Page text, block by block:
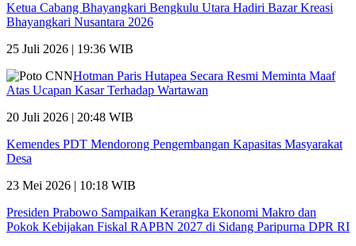
Ketua Cabang Bhayangkari Bengkulu Utara Hadiri Bazar Kreasi
Bhayangkari Nusantara 2026
25 Juli 2026 | 19:36 WIB
Hotman Paris Hutapea Secara Resmi Meminta Maaf
Atas Ucapan Kasar Terhadap Wartawan
20 Juli 2026 | 20:48 WIB
Kemendes PDT Mendorong Pengembangan Kapasitas Masyarakat
Desa
23 Mei 2026 | 10:18 WIB
Presiden Prabowo Sampaikan Kerangka Ekonomi Makro dan
Pokok Kebijakan Fiskal RAPBN 2027 di Sidang Paripurna DPR RI